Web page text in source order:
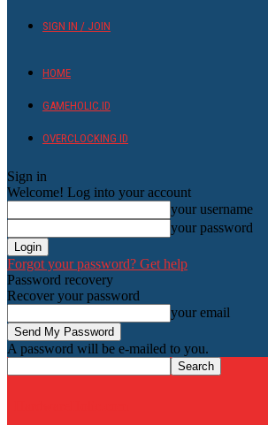
SIGN IN / JOIN
HOME
GAMEHOLIC.ID
OVERCLOCKING ID
Sign in
Welcome! Log into your account
your username
your password
Forgot your password? Get help
Password recovery
Recover your password
your email
A password will be e-mailed to you.